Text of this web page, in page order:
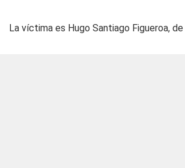
La víctima es Hugo Santiago Figueroa, de